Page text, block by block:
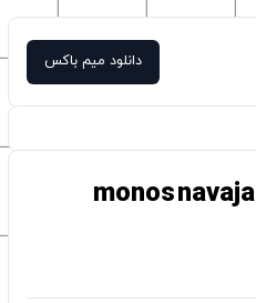
دانلود میم باکس
دانلود قالب میم خام monos navaja